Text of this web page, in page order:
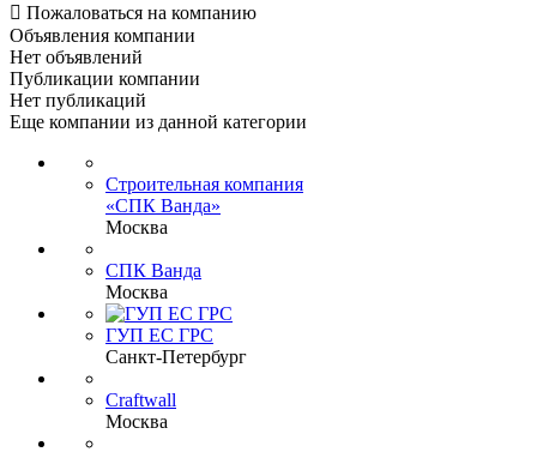
 Пожаловаться на компанию
Объявления компании
Нет объявлений
Публикации компании
Нет публикаций
Еще компании из данной категории
Строительная компания
«СПК Ванда»
Москва
СПК Ванда
Москва
ГУП ЕС ГРС
Санкт-Петербург
Craftwall
Москва